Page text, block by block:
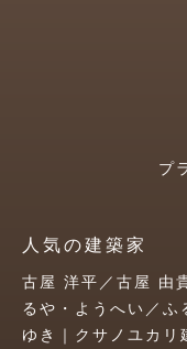
プ
人気の建築家
古屋 洋平／古屋 由
るや・ようへい／ふ
ゆき｜クサノユカリ